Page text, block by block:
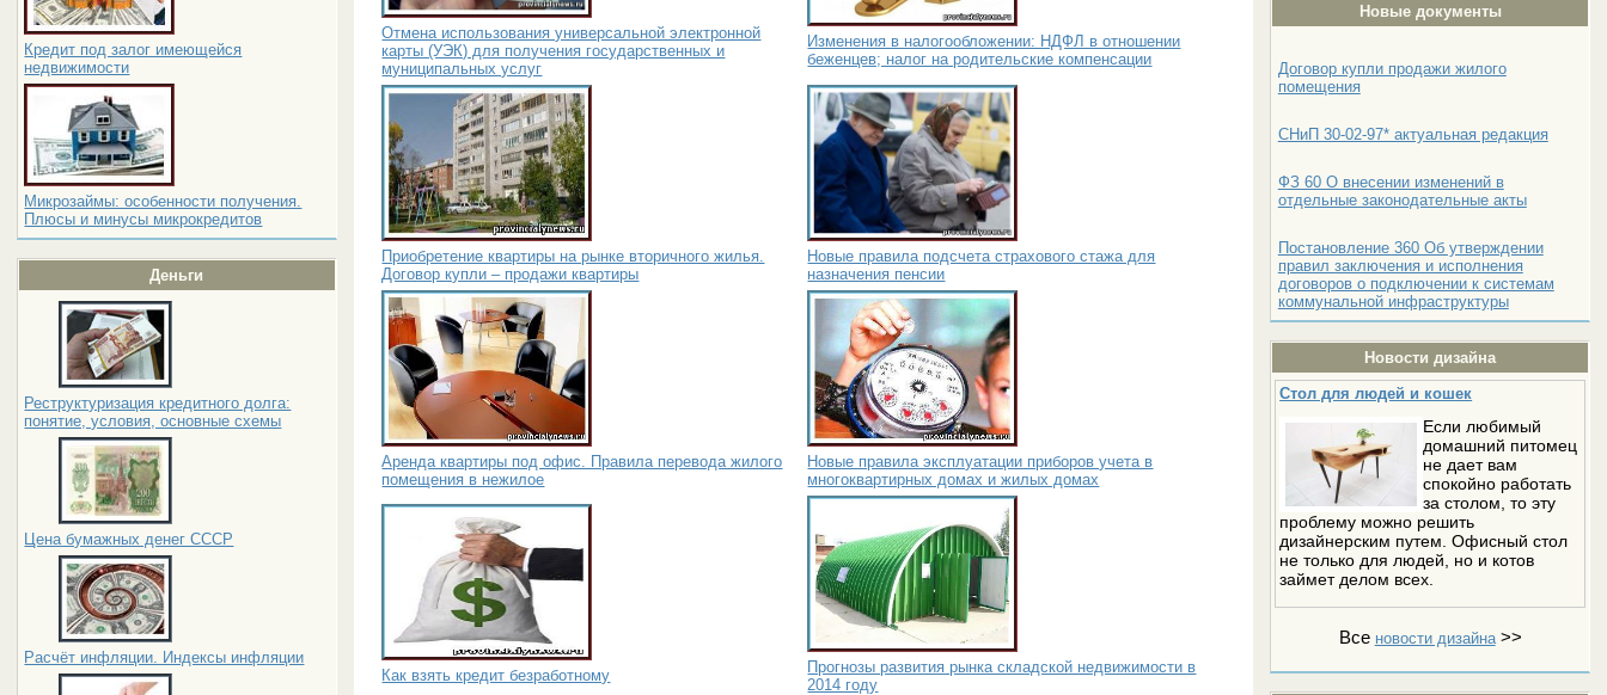
Кредит под залог имеющейся
недвижимости
Микрозаймы: особенности получения.
Плюсы и минусы микрокредитов
Деньги
Реструктуризация кредитного долга:
понятие, условия, основные схемы
Цена бумажных денег СССР
Расчёт инфляции. Индексы инфляции
Новые документы
Договор купли продажи жилого
помещения
СНиП 30-02-97* актуальная редакция
ФЗ 60 О внесении изменений в
отдельные законодательные акты
Постановление 360 Об утверждении
правил заключения и исполнения
договоров о подключении к системам
коммунальной инфраструктуры
Новости дизайна
Стол для людей и кошек
Если любимый
домашний питомец
не дает вам
спокойно работать
за столом, то эту
проблему можно решить
дизайнерским путем. Офисный стол
не только для людей, но и котов
займет делом всех.
Все новости дизайна>>
Отмена использования универсальной электронной
карты (УЭК) для получения государственных и
муниципальных услуг
Изменения в налогообложении: НДФЛ в отношении
беженцев; налог на родительские компенсации
Приобретение квартиры на рынке вторичного жилья.
Договор купли – продажи квартиры
Новые правила подсчета страхового стажа для
назначения пенсии
Аренда квартиры под офис. Правила перевода жилого
помещения в нежилое
Новые правила эксплуатации приборов учета в
многоквартирных домах и жилых домах
Как взять кредит безработному
Прогнозы развития рынка складской недвижимости в
2014 году